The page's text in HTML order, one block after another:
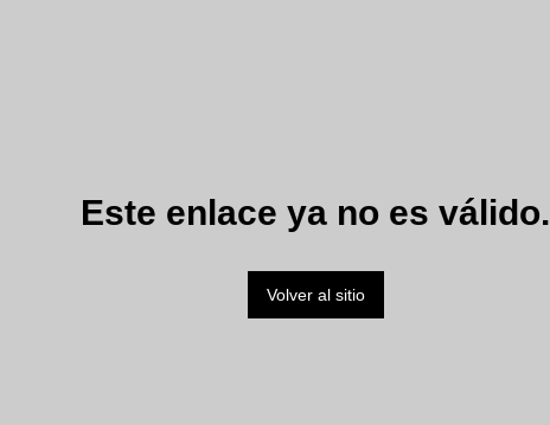
Este enlace ya no es válido.
Volver al sitio